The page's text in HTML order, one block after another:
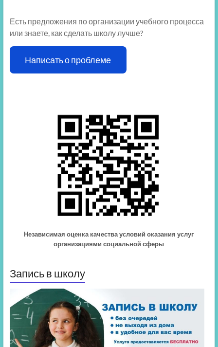
Есть предложения по организации учебного процесса
или знаете, как сделать школу лучше?
Написать о проблеме
Независимая оценка качества условий оказания услуг
организациями социальной сферы
Запись в школу